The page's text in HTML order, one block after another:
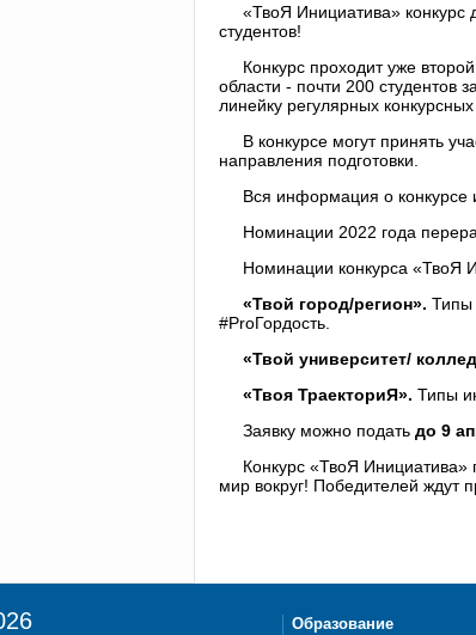
«ТвоЯ Инициатива» конкурс
студентов!
Конкурс проходит уже
области - почти 200 студентов
линейку регулярных
В конкурсе могут принять
направления подготовки.
Вся информация о конкурсе
Номинации 2022 года
Номинации конкурса «ТвоЯ
«Твой город/регион». Типы
#ProГордость.
«Твой университет/
«Твоя ТраекториЯ». Типы
Заявку можно подать до 9
Конкурс «ТвоЯ Инициатива»
мир вокруг! Победителей ждут
Образование